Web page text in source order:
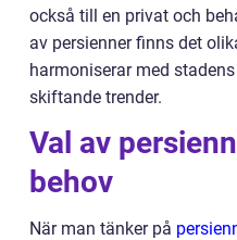
också till en privat och
av persienner finns det
harmoniserar med
skiftande trender.
Val av
behov
När man tänker på